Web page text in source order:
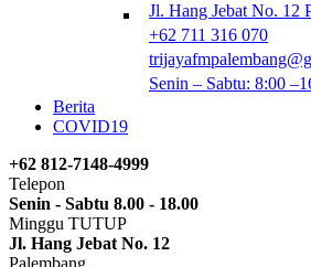
Jl. Hang Jebat No. 12
+62 711 316 070
Senin – Sabtu: 8:00
Berita
COVID19
+62 812-7148-4999
Telepon
Senin - Sabtu 8.00 - 18.00
Minggu TUTUP
Jl. Hang Jebat No. 12
Palembang.